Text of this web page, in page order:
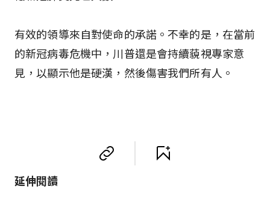
有效的領導來自對使命的承諾。不幸的是，在當前
的新冠病毒危機中，川普還是會持續藐視專家意
見，以顯示他是硬漢，然後傷害我們所有人。
延伸閱讀